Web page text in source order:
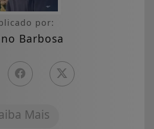
por:
Barbosa
Mais